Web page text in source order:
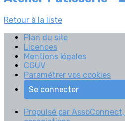
Retour à la liste
Plan du site
Licences
Mentions légales
CGUV
Paramétrer vos cookies
Se connecter
Propulsé par